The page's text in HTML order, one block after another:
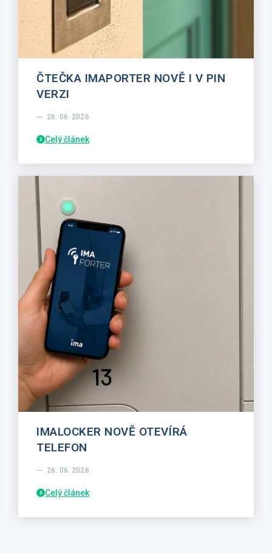
ČTEČKA IMAPORTER NOVĚ I V PIN
VERZI
26. 06. 2026
Celý článek
IMALOCKER NOVĚ OTEVÍRÁ
TELEFON
26. 06. 2026
Celý článek